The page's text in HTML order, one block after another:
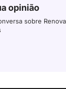
opinião
sobre